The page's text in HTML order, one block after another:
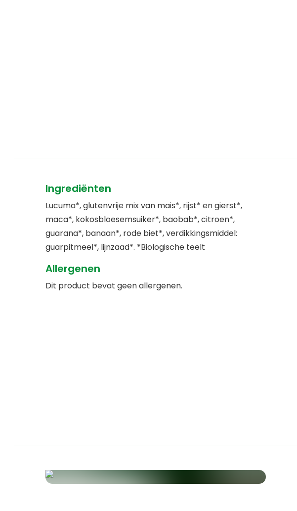
Ingrediënten
Lucuma*, glutenvrije mix van mais*, rijst* en gierst*,
maca*, kokosbloesemsuiker*, baobab*, citroen*,
guarana*, banaan*, rode biet*, verdikkingsmiddel:
guarpitmeel*, lijnzaad*. *Biologische teelt
Allergenen
Dit product bevat geen allergenen.